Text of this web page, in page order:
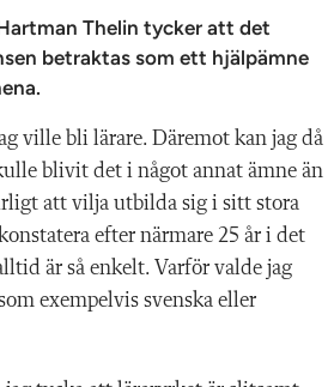
Thelin tycker att det
betraktas som ett hjälpämne
ville bli lärare. Däremot kan jag då
blivit det i något annat ämne än
att vilja utbilda sig i sitt stora
efter närmare 25 år i det
är så enkelt. Varför valde jag
exempelvis svenska eller